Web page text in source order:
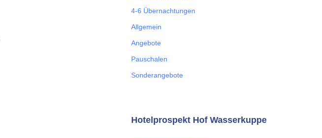
4-6 Übernachtungen
Allgemein
Angebote
Pauschalen
Sonderangebote
Hotelprospekt Hof Wasserkuppe